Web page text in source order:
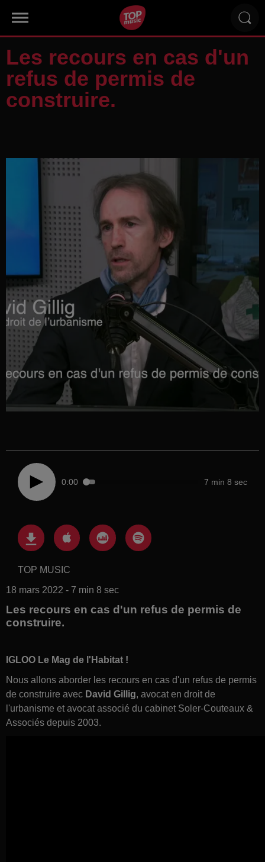
Les recours en cas d'un
refus de permis de
construire.
0:00 7 min 8 sec
TOP MUSIC
18 mars 2022 - 7 min 8 sec
Les recours en cas d'un refus de permis de
construire.
IGLOO Le Mag de l'Habitat !
Nous allons aborder les recours en cas d'un refus de permis
de construire avec David Gillig, avocat en droit de
l'urbanisme et avocat associé du cabinet Soler-Couteaux &
Associés depuis 2003.